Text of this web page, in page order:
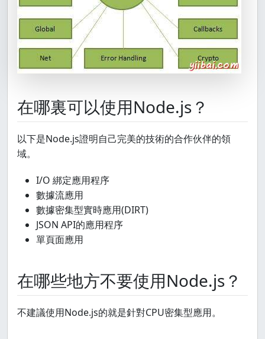
在哪裏可以使用Node.js？
以下是Node.js證明自己完美的技術的合作伙伴的領
域。
I/O 綁定應用程序
數據流應用
數據密集型實時應用(DIRT)
JSON API的應用程序
單頁面應用
在哪些地方不要使用Node.js？
不建議使用Node.js的就是針對CPU密集型應用。